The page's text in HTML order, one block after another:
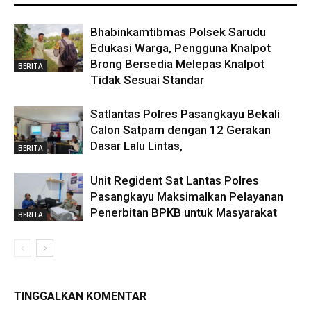
BERITA
Bhabinkamtibmas Polsek Sarudu
Edukasi Warga, Pengguna Knalpot
Brong Bersedia Melepas Knalpot
Tidak Sesuai Standar
BERITA
Satlantas Polres Pasangkayu Bekali
Calon Satpam dengan 12 Gerakan
Dasar Lalu Lintas,
BERITA
Unit Regident Sat Lantas Polres
Pasangkayu Maksimalkan Pelayanan
Penerbitan BPKB untuk Masyarakat
TINGGALKAN KOMENTAR